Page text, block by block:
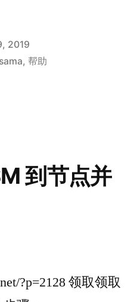
2019
, 帮助
到节点并
?p=2128 领取领取